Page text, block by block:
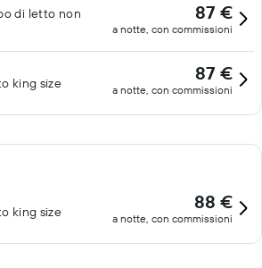
di letto non
87 €
a notte, con commissioni
king size 87 €
a notte, con commissioni
king size 88 €
a notte, con commissioni